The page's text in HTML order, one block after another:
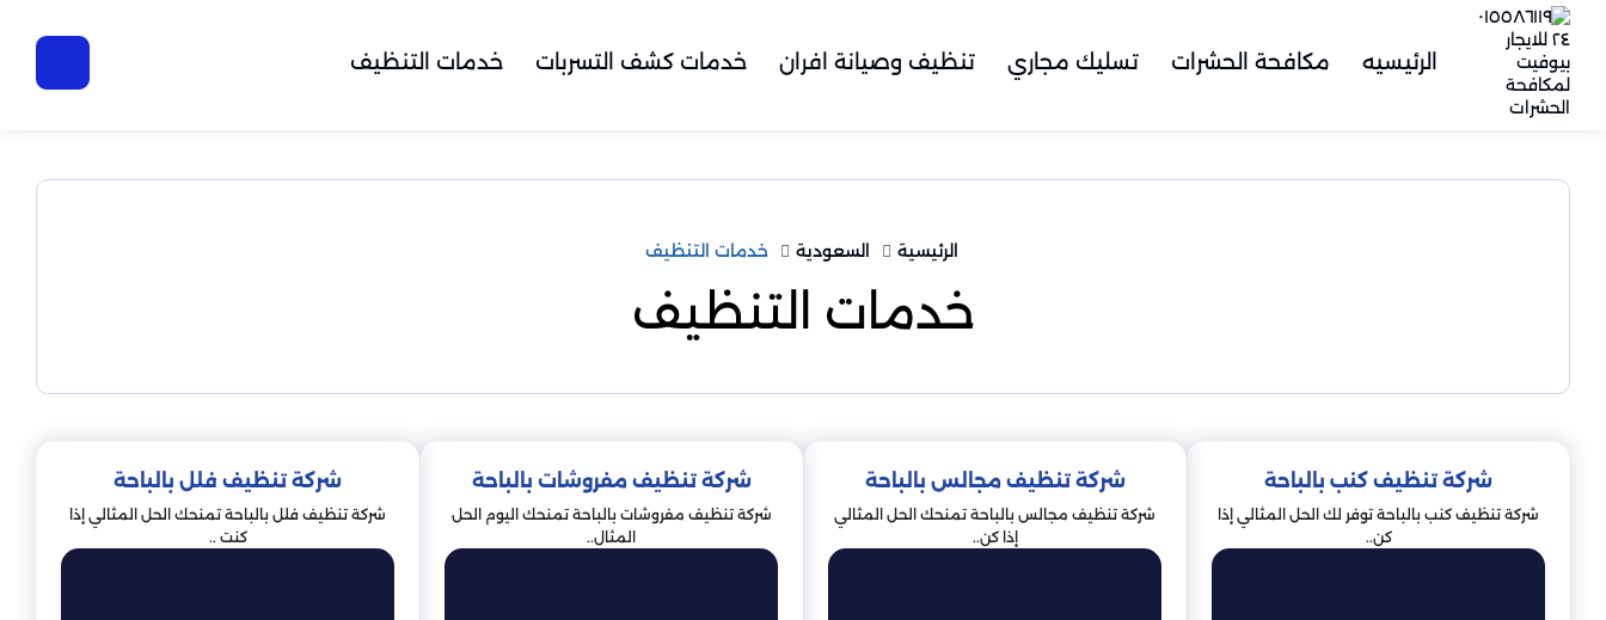
الرئيسيه مكافحة الحشرات تسليك مجاري تنظيف وصيانة افران خدمات كشف التسربات خدمات التنظيف
الرئيسية السعودية خدمات التنظيف
خدمات التنظيف
شركة تنظيف كنب بالباحة
شركة تنظيف كنب بالباحة توفر لك الحل المثالي إذا
كن..
شركة تنظيف مجالس بالباحة
شركة تنظيف مجالس بالباحة تمنحك الحل المثالي
إذا كن..
شركة تنظيف مفروشات بالباحة
شركة تنظيف مفروشات بالباحة تمنحك اليوم الحل
المثال..
شركة تنظيف فلل بالباحة
شركة تنظيف فلل بالباحة تمنحك الحل المثالي إذا
كنت ..